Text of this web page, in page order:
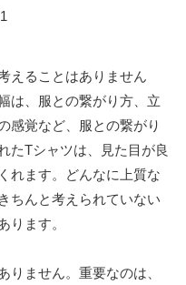
えることはありません
は、服との繋がり方、立
感覚など、服との繋がり
たTシャツは、見た目が良
れます。どんなに上質な
ちんと考えられていない
ります。
りません。重要なのは、